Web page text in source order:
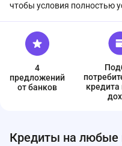
чтобы условия полностью
4
предложений
от банков
Кредиты на любые